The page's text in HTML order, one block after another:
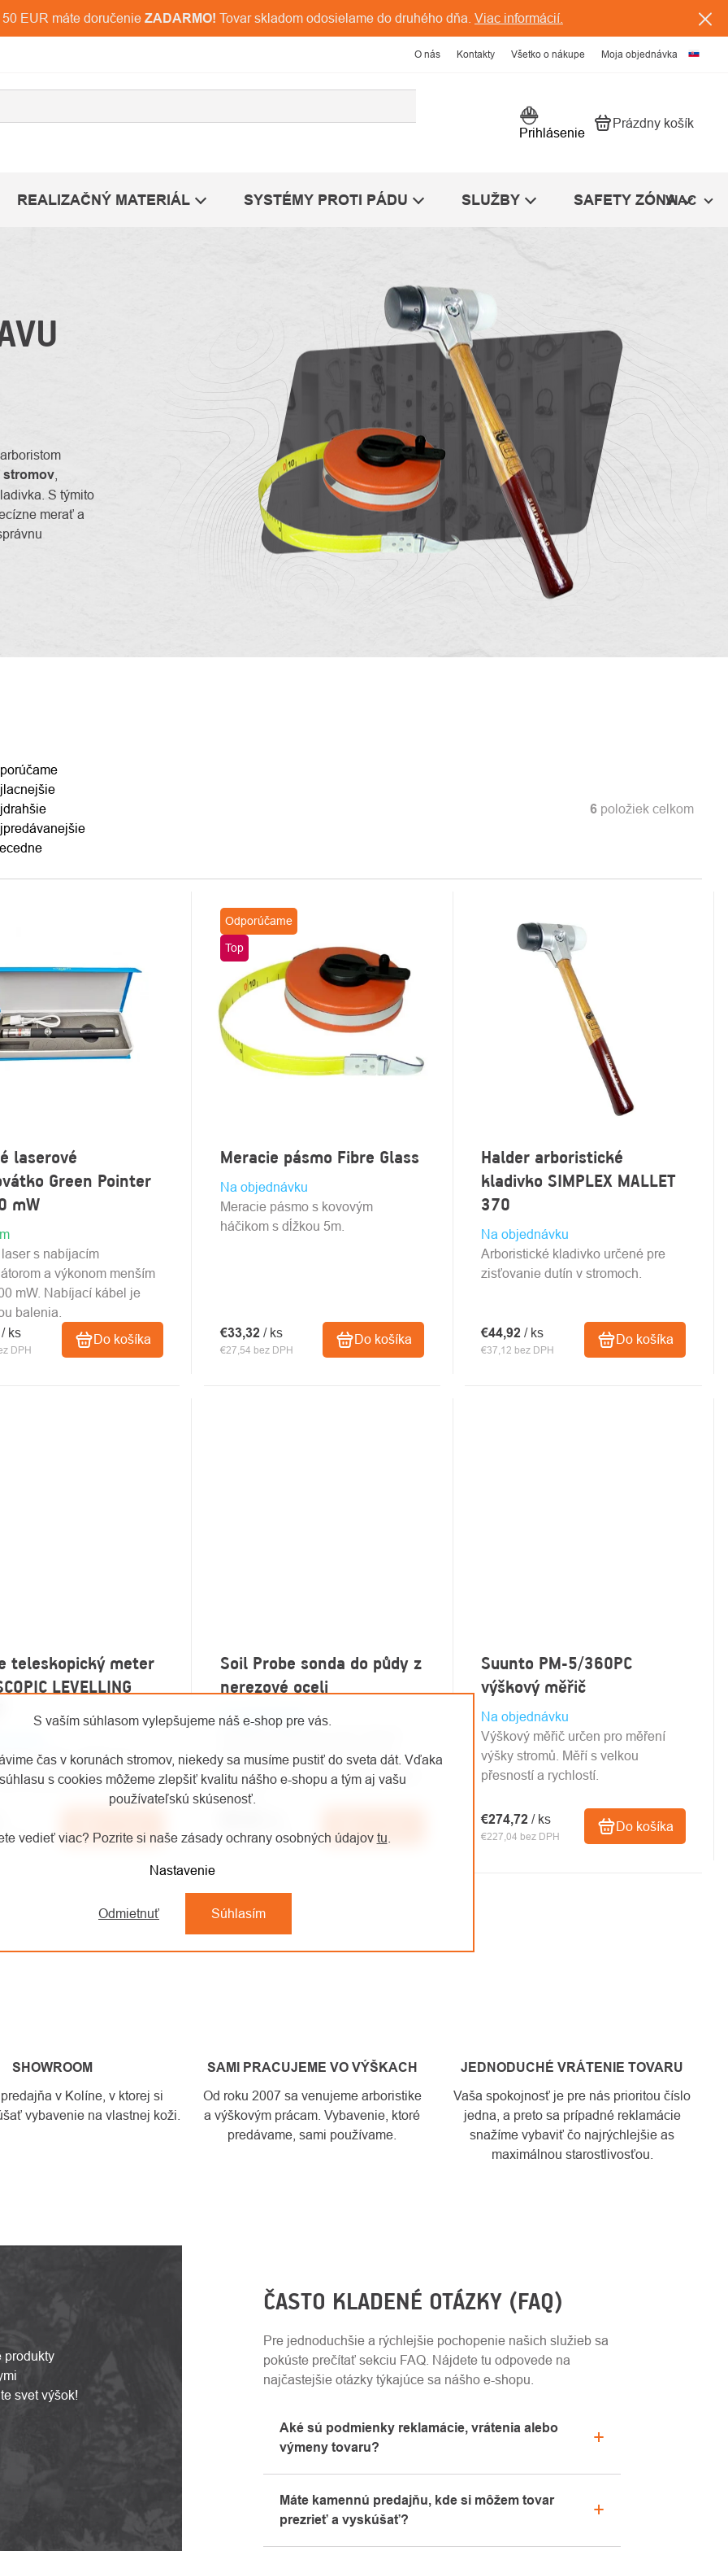
S vaším súhlasom vylepšujeme náš e-shop pre vás.
čas v korunách stromov, niekedy sa musíme pustiť do sveta dát. Vďaka
s cookies môžeme zlepšiť kvalitu nášho e-shopu a tým aj vašu
používateľskú skúsenosť.
vedieť viac? Pozrite si naše zásady ochrany osobných údajov tu
Nastavenie
Odmietnuť Súhlasím
EUR máte doručenie ZADARMO! Tovar skladom odosielame do druhého dňa. Viac informácií.
O nás Kontakty Všetko o nákupe Moja objednávka
Prihlásenie Nákupný košík
Prázdny košík
REALIZAČNÝ MATERIÁL SYSTÉMY PROTI PÁDU SLUŽBY SAFETY ZÓNAVIAC
stromov
S týmito
merať a
6 položiek celkom
laserové
Green Pointer
mW
DPH
/ ks Do košíka
s nabíjacím
a výkonom menším
mW. Nabíjací kábel je
balenia.
Odporúčame
Top
Meracie pásmo Fibre Glass
Na objednávku
€27,54 bez DPH
€33,32 / ks Do košíka
Meracie pásmo s kovovým
háčikom s dĺžkou 5m.
Halder arboristické
kladivko SIMPLEX MALLET
370
Na objednávku
€37,12 bez DPH
€44,92/ ks Do košíka
Arboristické kladivko určené pre
zisťovanie dutín v stromoch.
teleskopický meter
LEVELLING
DPH
meter v dĺžke 5m,
použiť aj ako meraciu
Soil Probe sonda do půdy z
nerezové oceli
Na objednávku
€55,60 bez DPH
jako nástroj pro snímání vrstvy
půdy o různé hustotě, propustnosti
vody a...
Suunto PM-5/360PC
výškový měřič
Na objednávku
€227,04 bez DPH
€274,72/ ks Do košíka
Výškový měřič určen pro měření
výšky stromů. Měří s velkou
přesností a rychlostí.
SHOWROOM
v Kolíne, v ktorej si
vybavenie na vlastnej koži.
SAMI PRACUJEME VO VÝŠKACH
Od roku 2007 sa venujeme arboristike
a výškovým prácam. Vybavenie, ktoré
predávame, sami používame.
JEDNODUCHÉ VRÁTENIE TOVARU
Vaša spokojnosť je pre nás prioritou číslo
jedna, a preto sa prípadné reklamácie
snažíme vybaviť čo najrýchlejšie as
maximálnou starostlivosťou.
produkty
svet výšok!
ČASTO KLADENÉ OTÁZKY (FAQ)
Pre jednoduchšie a rýchlejšie pochopenie našich služieb sa
pokúste prečítať sekciu FAQ. Nájdete tu odpovede na
najčastejšie otázky týkajúce sa nášho e-shopu.
Aké sú podmienky reklamácie, vrátenia alebo
výmeny tovaru?
"Všetko o nákupe" alebo nás kontaktujte e-mailom alebo
telefonicky.
Máte kamennú predajňu, kde si môžem tovar
prezrieť a vyskúšať?